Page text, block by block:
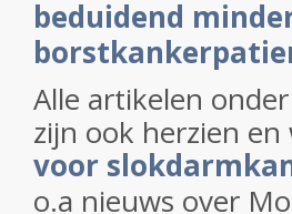
beduidend
Alle artikelen
zijn ook herzien
voor
o.a nieuws over